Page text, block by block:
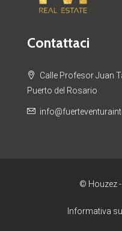
Contattaci
Calle Profesor Juan
Puerto del Rosario
© Houzez
Informativa